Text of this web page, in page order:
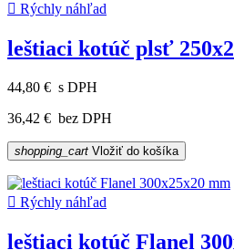
 Rýchly náhľad
leštiaci kotúč plsť
44,80 € s DPH
36,42 € bez DPH
shopping_cart Vložiť do košíka
 Rýchly náhľad
leštiaci kotúč Flanel